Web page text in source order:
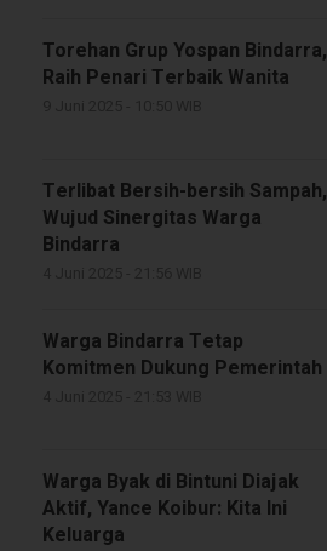
Torehan Grup Yospan Bindarra,
Raih Penari Terbaik Wanita
Terlibat Bersih-bersih Sampah,
Wujud Sinergitas Warga
Bindarra
Warga Bindarra Tetap
Komitmen Dukung Pemerintah
Warga Byak di Bintuni Diajak
Aktif, Yance Koibur: Kita Ini
Keluarga